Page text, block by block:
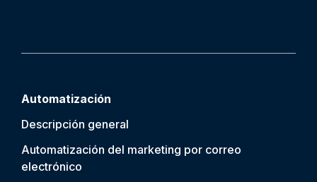
Automatización
Descripción general
Automatización del marketing por correo
electrónico